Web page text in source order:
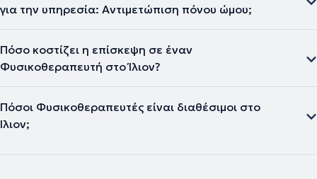
για την υπηρεσία: Αντιμετώπιση πόνου ώμου;
Πόσο κοστίζει η επίσκεψη σε έναν
Φυσικοθεραπευτή στο Ίλιον?
Πόσοι Φυσικοθεραπευτές είναι διαθέσιμοι στο
Ίλιον;